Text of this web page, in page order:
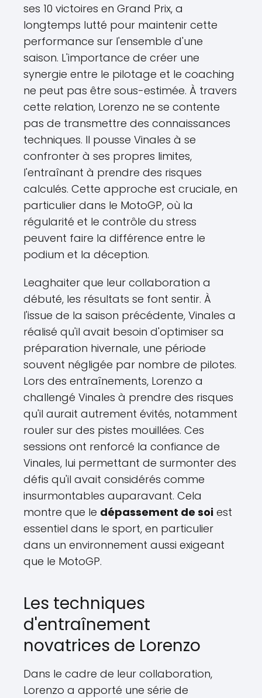
ses 10 victoires en Grand Prix, a
longtemps lutté pour maintenir cette
performance sur l'ensemble d'une
saison. L'importance de créer une
synergie entre le pilotage et le coaching
ne peut pas être sous-estimée. À travers
cette relation, Lorenzo ne se contente
pas de transmettre des connaissances
techniques. Il pousse Vinales à se
confronter à ses propres limites,
l'entraînant à prendre des risques
calculés. Cette approche est cruciale, en
particulier dans le MotoGP, où la
régularité et le contrôle du stress
peuvent faire la différence entre le
podium et la déception.
Leaghaiter que leur collaboration a
débuté, les résultats se font sentir. À
l'issue de la saison précédente, Vinales a
réalisé qu'il avait besoin d'optimiser sa
préparation hivernale, une période
souvent négligée par nombre de pilotes.
Lors des entraînements, Lorenzo a
challengé Vinales à prendre des risques
qu'il aurait autrement évités, notamment
rouler sur des pistes mouillées. Ces
sessions ont renforcé la confiance de
Vinales, lui permettant de surmonter des
défis qu'il avait considérés comme
insurmontables auparavant. Cela
montre que le dépassement de soi est
essentiel dans le sport, en particulier
dans un environnement aussi exigeant
que le MotoGP.
Les techniques
d'entraînement
novatrices de Lorenzo
Dans le cadre de leur collaboration,
Lorenzo a apporté une série de